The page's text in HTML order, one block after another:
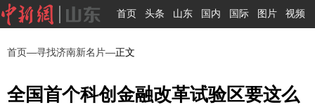
首页 头条 山东 国内 国际 图片 视频
首页—寻找济南新名片—正文
全国首个科创金融改革试验区要这么